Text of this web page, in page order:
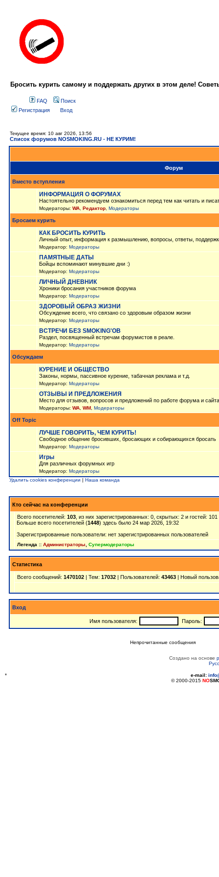
Бросить курить самому и поддержать других в этом деле!
FAQ
Поиск
Регистрация
Вход
Текущее время: 10 авг 2026, 13:56
Список форумов NOSMOKING.RU - НЕ КУРИМ!
Форум
Вместо вступления
ИНФОРМАЦИЯ О ФОРУМАХ
Настоятельно рекомендуем ознакомиться перед тем как читать и
Модераторы: WA Редактор Модераторы
Бросаем курить
КАК БРОСИТЬ КУРИТЬ
Личный опыт, информация к размышлению, вопросы, ответы,
Модератор: Модераторы
ПАМЯТНЫЕ ДАТЫ
Бойцы вспоминают минувшие дни :)
Модератор: Модераторы
ЛИЧНЫЙ ДНЕВНИК
Хроники бросания участников форума
Модератор: Модераторы
ЗДОРОВЫЙ ОБРАЗ ЖИЗНИ
Обсуждение всего, что связано со здоровым образом жизни
Модератор: Модераторы
ВСТРЕЧИ БЕЗ SMOKING'OB
Раздел, посвященный встречам форумистов в реале.
Модератор: Модераторы
Обсуждаем
КУРЕНИЕ И ОБЩЕСТВО
Законы, нормы, пассивное курение, табачная реклама и т.д.
Модератор: Модераторы
ОТЗЫВЫ И ПРЕДЛОЖЕНИЯ
Место для отзывов, вопросов и предложений по работе форума и сайта
Модераторы: WA WM Модераторы
Off Topic
ЛУЧШЕ ГОВОРИТЬ, ЧЕМ КУРИТЬ!
Свободное общение бросивших, бросающих и собирающихся бросать
Модератор: Модераторы
Игры
Для различных форумных игр
Модератор: Модераторы
Удалить cookies конференции | Наша команда
Кто сейчас на конференции
Всего посетителей: 103 , из них зарегистрированных: 0, скрытых: 2 и гостей:
Больше всего посетителей (1448) здесь было 24 мар 2026, 19:32
Зарегистрированные пользователи: нет зарегистрированных пользователей
Легенда :: Администраторы Супермодераторы
Статистика
Всего сообщений: 1470102 | Тем: 17032 | Пользователей: 43463 | Новый
Вход
Имя пользователя: Пароль:
Непрочитанные сообщения
Создано на основе
* e-mail:
© 2000-2015 NO